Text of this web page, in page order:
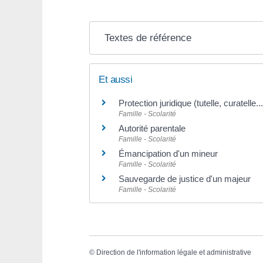
Textes de référence
Et aussi
Protection juridique (tutelle,
Famille - Scolarité
Autorité parentale
Famille - Scolarité
Émancipation d'un mineur
Famille - Scolarité
Sauvegarde de justice d'un majeur
Famille - Scolarité
© Direction de l'information légale et administrative